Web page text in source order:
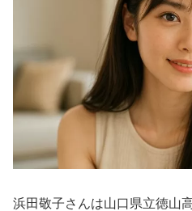
浜田敬子さんは山口県立徳山